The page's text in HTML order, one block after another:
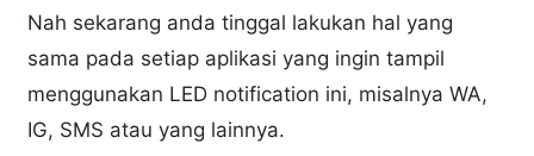
Nah sekarang anda tinggal lakukan hal yang
sama pada setiap aplikasi yang ingin tampil
menggunakan LED notification ini, misalnya WA,
IG, SMS atau yang lainnya.